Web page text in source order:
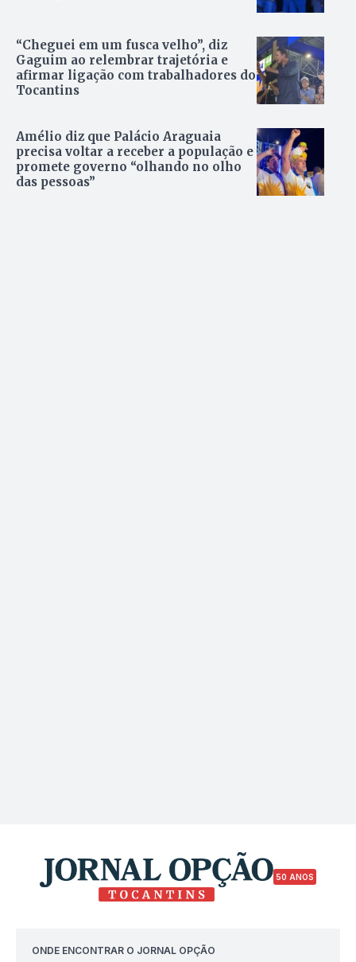
“Cheguei em um fusca velho”, diz
Gaguim ao relembrar trajetória e
afirmar ligação com trabalhadores do
Tocantins
Amélio diz que Palácio Araguaia
precisa voltar a receber a população e
promete governo “olhando no olho
das pessoas”
50 ANOS
ONDE ENCONTRAR O JORNAL OPÇÃO